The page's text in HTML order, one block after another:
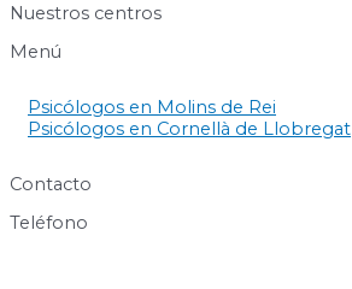
Nuestros centros
Menú
Psicólogos en Molins de Rei
Psicólogos en Cornellà de Llobregat
Contacto
Teléfono